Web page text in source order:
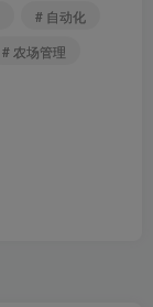
# 自动化
# 农场管理